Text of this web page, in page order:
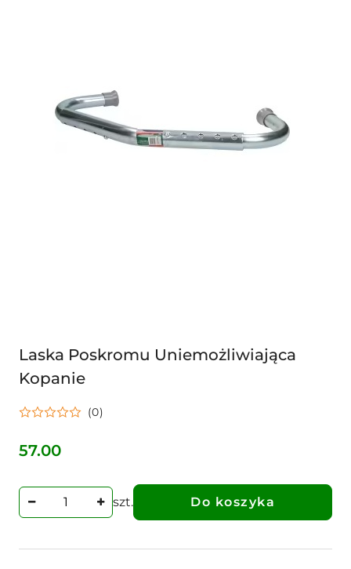
Laska Poskromu Uniemożliwiająca
Kopanie
(0)
Cena:
57.00
szt. Do koszyka